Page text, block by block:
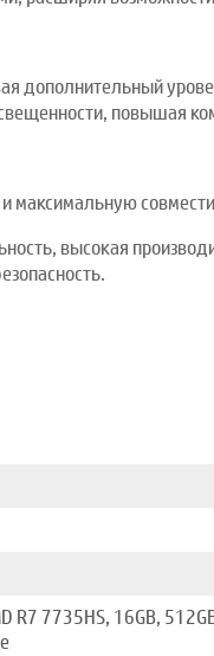
дополнительный
повышая
максимальную
высокая
R7 7735HS, 16GB,